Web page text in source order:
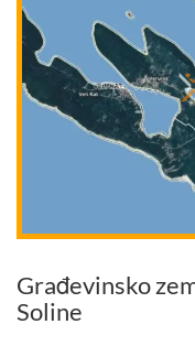
Građevinsko
Soline